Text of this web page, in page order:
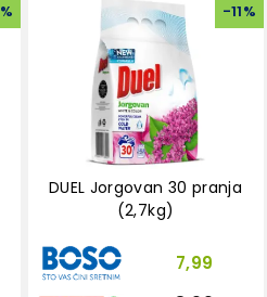
% -11%
DUEL Jorgovan 30 pranja
(2,7kg)
7,99